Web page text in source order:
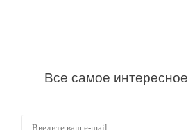
Все самое